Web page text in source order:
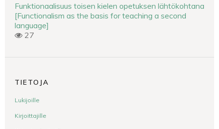
Funktionaalisuus toisen kielen opetuksen lähtökohtana
[Functionalism as the basis for teaching a second
language]
27
TIETOJA
Lukijoille
Kirjoittajille